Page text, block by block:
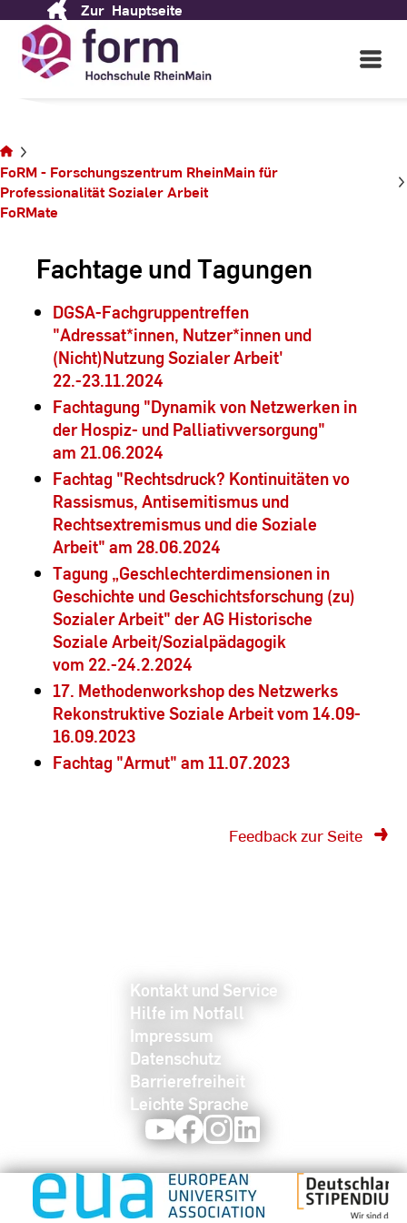
Content
Zur Hauptseite
Open
Main
Sie
befinden
sich auf
der
Seite
FoRM - Forschungszentrum RheinMain für
Professionalität ­Sozialer ­Arbeit
FoRMate
Fachtage und Tagungen
DGSA-Fachgruppentreffen
"Adressat*innen, Nutzer*innen und
(Nicht)Nutzung Sozialer Arbeit'
22.-23.11.2024
Fachtagung "Dynamik von Netzwerken in
der Hospiz- und Palliativversorgung"
am 21.06.2024
Fachtag "Rechtsdruck? Kontinuitäten vo
Rassismus, Antisemitismus und
Rechtsextremismus und die Soziale
Arbeit" am 28.06.2024
Tagung „Geschlechterdimensionen in
Geschichte und Geschichtsforschung (zu)
Sozialer Arbeit" der AG Historische
Soziale Arbeit/Sozialpädagogik
vom 22.-24.2.2024
17. Methodenworkshop des Netzwerks
Rekonstruktive Soziale Arbeit vom 14.09-
16.09.2023
Fachtag "Armut" am 11.07.2023
Feedback zur Seite
Kontakt und Service
Hilfe im Notfall
Impressum
Datenschutz
Barrierefreiheit
Leichte Sprache
YoutubeFacebookInstagram